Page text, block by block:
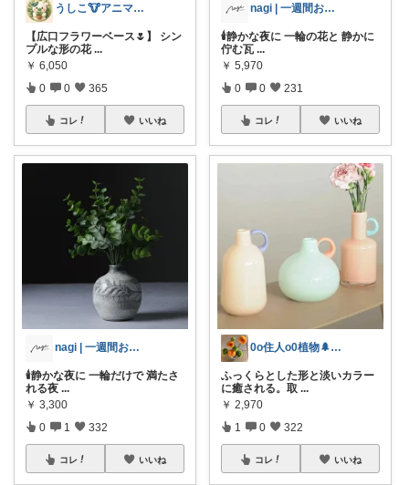
うしこ🐮アニマル&植物大好き🪴
【広口フラワーベース🌷】 シン
プルな形の花 ...
￥ 6,050
0 0 365
コレ いいね
nagi | 一週間お休みします🌿
🕯️静かな夜に 一輪だけで 満たさ
れる夜 ...
￥ 3,300
0 1 332
コレ いいね
nagi | 一週間お休みします🌿
🕯️静かな夜に 一輪の花と 静かに
佇む瓦 ...
￥ 5,970
0 0 231
コレ いいね
0o住人o0植物🌲と👶を育てる部屋
ふっくらとした形と淡いカラー
に癒される。取 ...
￥ 2,970
1 0 322
コレ いいね